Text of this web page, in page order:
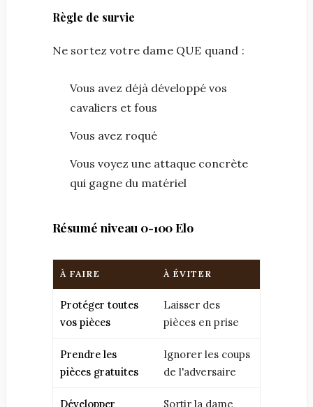
Règle de survie
Ne sortez votre dame QUE quand :
Vous avez déjà développé vos
cavaliers et fous
Vous avez roqué
Vous voyez une attaque concrète
qui gagne du matériel
Résumé niveau 0-100 Elo
À FAIRE À ÉVITER
Protéger toutes
vos pièces
Laisser des
pièces en prise
Prendre les
pièces gratuites
Ignorer les coups
de l'adversaire
Développer
Sortir la dame